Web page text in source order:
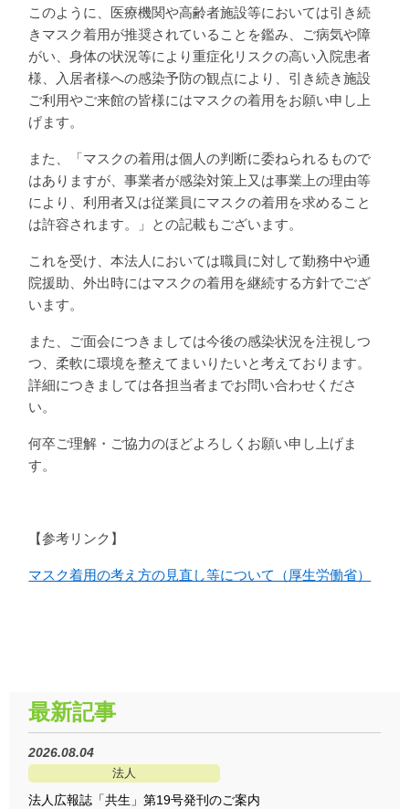
このように、医療機関や高齢者施設等においては引き続
きマスク着用が推奨されていることを鑑み、ご病気や障
がい、身体の状況等により重症化リスクの高い入院患者
様、入居者様への感染予防の観点により、引き続き施設
ご利用やご来館の皆様にはマスクの着用をお願い申し上
げます。
また、「マスクの着用は個人の判断に委ねられるもので
はありますが、事業者が感染対策上又は事業上の理由等
により、利用者又は従業員にマスクの着用を求めること
は許容されます。」との記載もございます。
これを受け、本法人においては職員に対して勤務中や通
院援助、外出時にはマスクの着用を継続する方針でござ
います。
また、ご面会につきましては今後の感染状況を注視しつ
つ、柔軟に環境を整えてまいりたいと考えております。
詳細につきましては各担当者までお問い合わせくださ
い。
何卒ご理解・ご協力のほどよろしくお願い申し上げま
す。
【参考リンク】
マスク着用の考え方の見直し等について（厚生労働省）
最新記事
2026.08.04
法人
法人広報誌「共生」第19号発刊のご案内